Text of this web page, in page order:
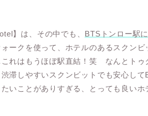
】は、その中でも、 BTSトンロー駅
ークを使って、ホテルのあるスクン
れはもうほぼ駅直結！笑 なんとトゥ
滞しやすいスクンビットでも安心し
いことがありすぎる、とっても良い